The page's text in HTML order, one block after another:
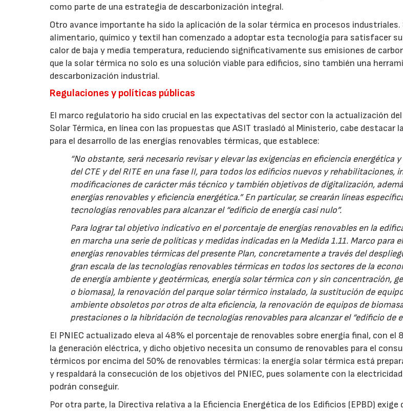
como parte de una estrategia de descarbonización integral.
Otro avance importante ha sido la aplicación de la solar térmica en procesos
alimentario, químico y textil han comenzado a adoptar esta tecnología para satisfacer
calor de baja y media temperatura, reduciendo significativamente sus emisiones de
que la solar térmica no solo es una solución viable para edificios, sino también una
descarbonización industrial.
Regulaciones y políticas públicas
El marco regulatorio ha sido crucial en las expectativas del sector con la actualización del
Solar Térmica, en línea con las propuestas que ASIT trasladó al Ministerio, cabe destacar
para el desarrollo de las energías renovables térmicas, que establece:
“No obstante, será necesario revisar y elevar las exigencias en eficiencia energética
del CTE y del RITE en una fase II, para todos los edificios nuevos y rehabilitaciones,
modificaciones de carácter más técnico y también objetivos de digitalización,
energías renovables y eficiencia energética.” En particular, se crearán líneas
tecnologías renovables para alcanzar el “edificio de energía casi nulo”.
Para lograr tal objetivo indicativo en el porcentaje de energías renovables en la
en marcha una serie de políticas y medidas indicadas en la Medida 1.11. Marco para
energías renovables térmicas del presente Plan, concretamente a través del
gran escala de las tecnologías renovables térmicas en todos los sectores de la
de energía ambiente y geotérmicas, energía solar térmica con y sin concentración,
o biomasa), la renovación del parque solar térmico instalado, la sustitución de
ambiente obsoletos por otros de alta eficiencia, la renovación de equipos de
prestaciones o la hibridación de tecnologías renovables para alcanzar el “edificio de
El PNIEC actualizado eleva al 48% el porcentaje de renovables sobre energía final, con el
la generación eléctrica, y dicho objetivo necesita un consumo de renovables para el
térmicos por encima del 50% de renovables térmicas: la energía solar térmica está
y respaldará la consecución de los objetivos del PNIEC, pues solamente con la
podrán conseguir.
Por otra parte, la Directiva relativa a la Eficiencia Energética de los Edificios (EPBD) exige
28/07/2026